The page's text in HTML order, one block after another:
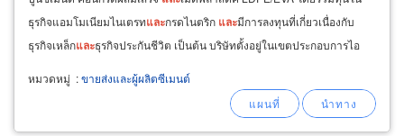
ธุรกิจแอมโมเนียมไนเตรทและกรดไนตริก และมีการลงทุนที่เกี่ยวเนื่องกับ
ธุรกิจเหล็กและธุรกิจประกันชีวิต เป็นต้น บริษัทตั้งอยู่ในเขตประกอบการไอ
หมวดหมู่ :ขายส่งและผู้ผลิตซีเมนต์